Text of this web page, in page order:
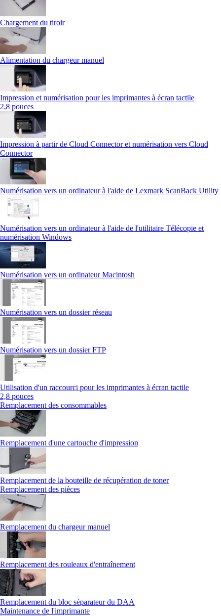
Chargement du tiroir
Alimentation du chargeur manuel
Impression et numérisation pour les imprimantes à écran tactile
2,8 pouces
Impression à partir de Cloud Connector et numérisation vers Cloud
Connector
Numérisation vers un ordinateur à l'aide de Lexmark ScanBack Utility
Numérisation vers un ordinateur à l'aide de l'utilitaire Télécopie et
numérisation Windows
Numérisation vers un ordinateur Macintosh
Numérisation vers un dossier réseau
Numérisation vers un dossier FTP
Utilisation d'un raccourci pour les imprimantes à écran tactile
2,8 pouces
Remplacement des consommables
Remplacement d'une cartouche d'impression
Remplacement de la bouteille de récupération de toner
Remplacement des pièces
Remplacement du chargeur manuel
Remplacement des rouleaux d'entraînement
Remplacement du bloc séparateur du DAA
Maintenance de l'imprimante